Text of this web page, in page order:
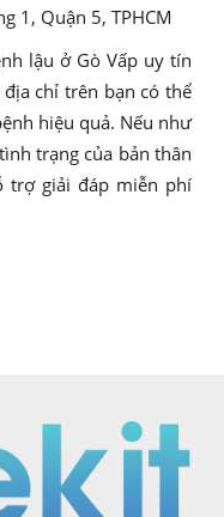
1, Quận 5, TPHCM
lậu ở Gò Vấp uy tín
chỉ trên bạn có thể
hiệu quả. Nếu như
trạng của bản thân
trợ giải đáp miễn phí